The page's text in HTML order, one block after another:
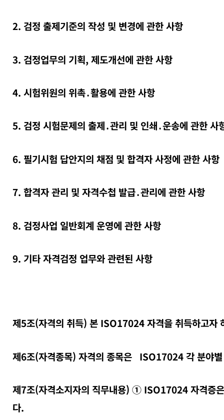
2. 검정 출제기준의 작성 및 변경에 관한 사항
3. 검정업무의 기획, 제도개선에 관한 사항
4. 시험위원의 위촉․활용에 관한 사항
5. 검정 시험문제의 출제․관리 및 인쇄․운송에 관한 사
6. 필기시험 답안지의 채점 및 합격자 사정에 관한 사항
7. 합격자 관리 및 자격수첩 발급․관리에 관한 사항
8. 검정사업 일반회계 운영에 관한 사항
9. 기타 자격검정 업무와 관련된 사항
제5조(자격의 취득) 본 ISO17024 자격을 취득하고자
제6조(자격종목) 자격의 종목은 ISO17024 각 분야별
제7조(자격소지자의 직무내용) ① ISO17024 자격증
다.